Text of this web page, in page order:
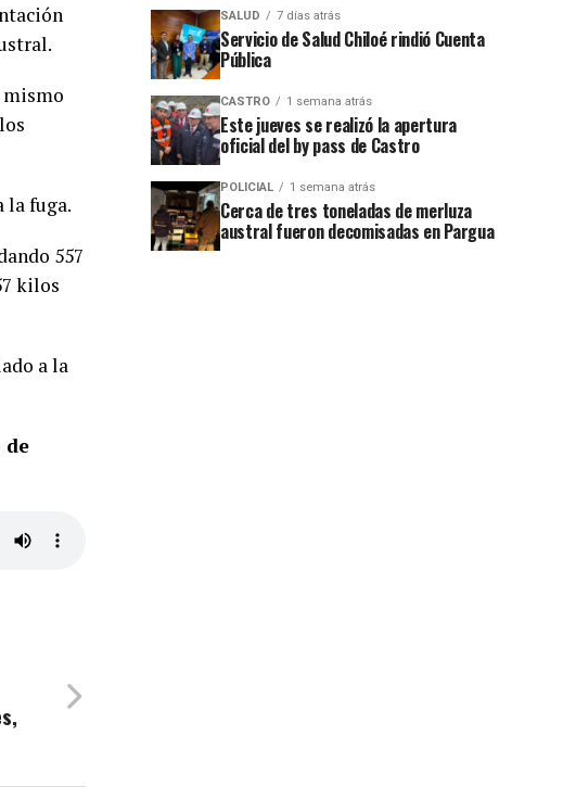
mismo
la fuga.
557
kilos
a la
de
SALUD 7 días atrás
Servicio de Salud Chiloé rindió Cuenta
Pública
CASTRO 1 semana atrás
Este jueves se realizó la apertura
oficial del by pass de Castro
POLICIAL 1 semana atrás
Cerca de tres toneladas de merluza
austral fueron decomisadas en Pargua